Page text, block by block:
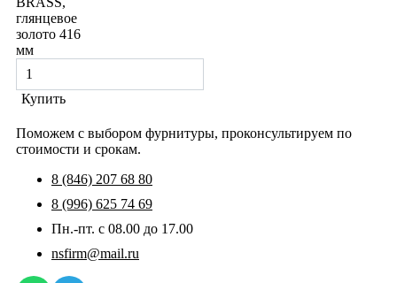
глянцевое
золото 416
мм
Купить
Поможем с выбором фурнитуры, проконсультируем по
стоимости и срокам.
8 (846) 207 68 80
8 (996) 625 74 69
Пн.-пт. с 08.00 до 17.00
nsfirm@mail.ru